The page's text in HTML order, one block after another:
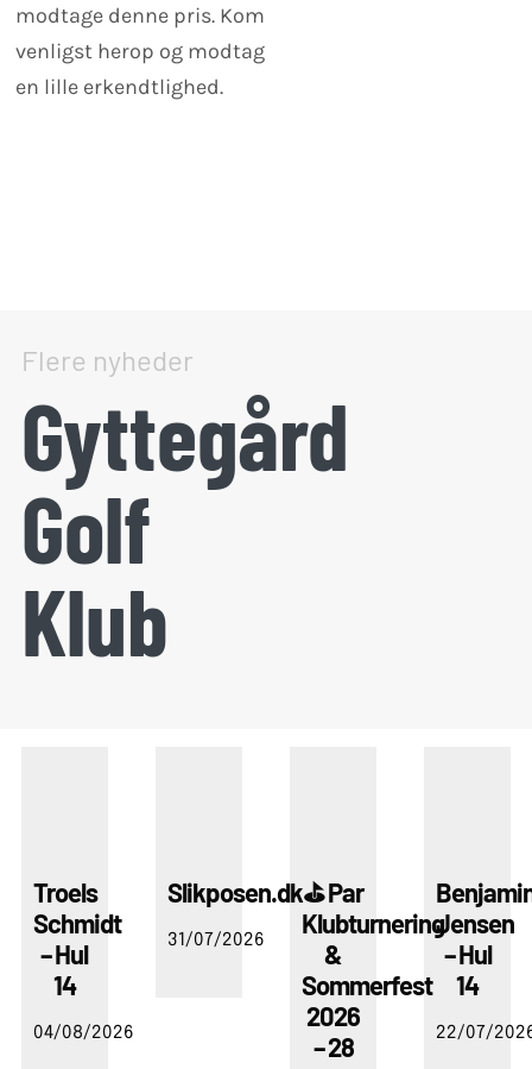
modtage denne pris. Kom
venligst herop og modtag
en lille erkendtlighed.
Flere nyheder
Gyttegård
Golf
Klub
Troels
Schmidt
– Hul
14
04/08/2026
Slikposen.dk
31/07/2026
⛳ Par
Klubturnering
&
Sommerfest
2026
– 28
Jensen
– Hul
14
22/07/